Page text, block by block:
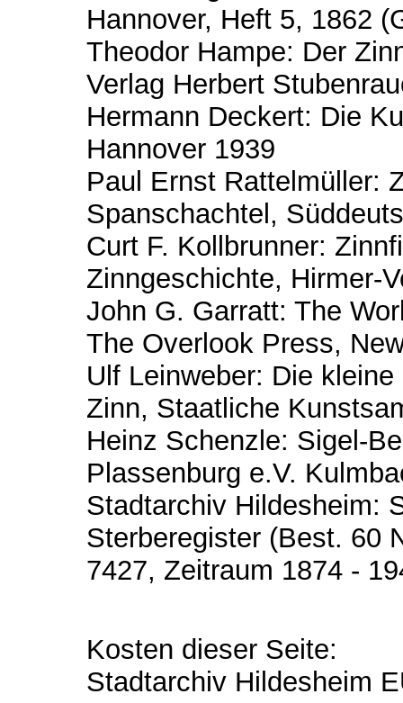
Hannover, Heft 5, 1862
Theodor Hampe: Der
Verlag Herbert
Hermann Deckert: Die
Hannover 1939
Paul Ernst Rattelmüller:
Spanschachtel,
Curt F. Kollbrunner:
Zinngeschichte, Hirmer-
John G. Garratt: The
The Overlook Press,
Ulf Leinweber: Die
Zinn, Staatliche
Heinz Schenzle: Sigel-
Plassenburg e.V.
Stadtarchiv Hildesheim:
Sterberegister (Best. 60
7427, Zeitraum 1874 -
Kosten dieser Seite:
Stadtarchiv Hildesheim